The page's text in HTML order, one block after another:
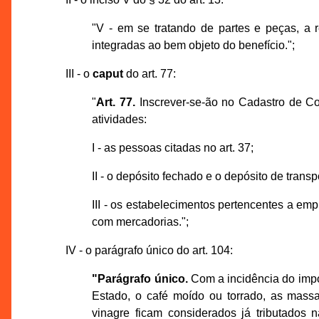
"V - em se tratando de partes e peças, a
integradas ao bem objeto do benefício.";
III - o caputdo art. 77:
"Art. 77. Inscrever-se-ão no Cadastro de
atividades:
I - as pessoas citadas no art. 37;
II - o depósito fechado e o depósito de
III - os estabelecimentos pertencentes a
com mercadorias.";
IV - o parágrafo único do art. 104:
"Parágrafo único.Com a incidência do
Estado, o café moído ou torrado, as
vinagre ficam considerados já tributados